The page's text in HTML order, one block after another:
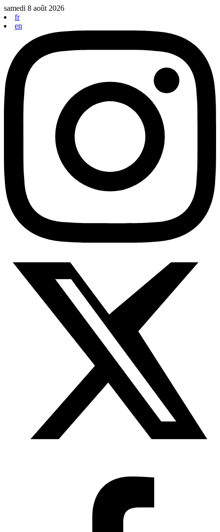
Aller
au
contenu
samedi 8 août 2026
fr
en